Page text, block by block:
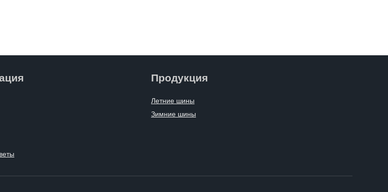
Продукция
Летние шины
Зимние шины